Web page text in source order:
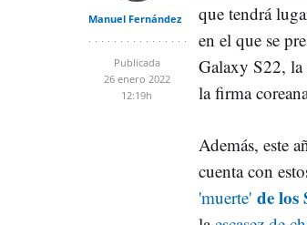
Manuel Fernández
Publicada
26 enero 2022
12:19h
que tendrá
en el que se
Galaxy S22, la
la firma
Además, este
cuenta con
'muerte' de los